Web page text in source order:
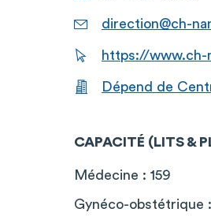
direction@ch-
https://
Dépend de
CAPACITÉ (LITS &
Médecine : 159
Gynéco-obstétrique